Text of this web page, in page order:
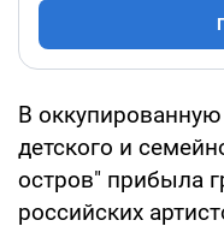
В
детского и
остров" прибыла
российских